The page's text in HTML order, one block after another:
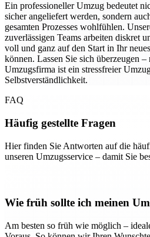
Ein professioneller Umzug bedeutet
sicher angeliefert werden, sondern
gesamten Prozesses wohlfühlen.
zuverlässigen Teams arbeiten diskret
voll und ganz auf den Start in Ihr
können. Lassen Sie sich überzeugen
Umzugsfirma ist ein stressfreier
Selbstverständlichkeit.
FAQ
Häufig gestellte Fragen
Hier finden Sie Antworten auf die
unseren Umzugsservice – damit Sie
Wie früh sollte ich meinen
Am besten so früh wie möglich –